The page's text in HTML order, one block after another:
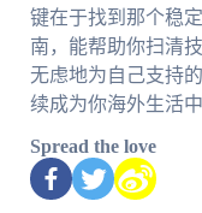
键在于找到那个稳
南，能帮助你扫清
无虑地为自己支持
续成为你海外生活
Spread the love